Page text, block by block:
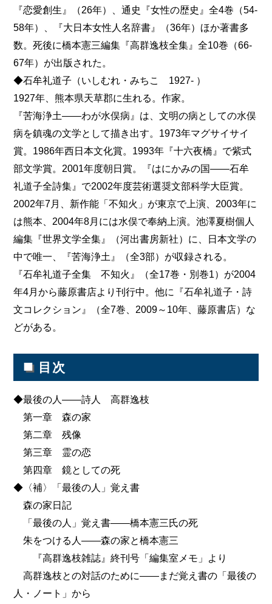
『恋愛創生』（26年）、通史『女性の歴史』全4巻（54-
58年）、『大日本女性人名辞書』（36年）ほか著書多
数。死後に橋本憲三編集『高群逸枝全集』全10巻（66-
67年）が出版された。
◆石牟礼道子（いしむれ・みちこ 1927- ）
1927年、熊本県天草郡に生れる。作家。
『苦海浄土――わが水俣病』は、文明の病としての水俣
病を鎮魂の文学として描き出す。1973年マグサイサイ
賞。1986年西日本文化賞。1993年『十六夜橋』で紫式
部文学賞。2001年度朝日賞。『はにかみの国――石牟
礼道子全詩集』で2002年度芸術選奨文部科学大臣賞。
2002年7月、新作能「不知火」が東京で上演、2003年に
は熊本、2004年8月には水俣で奉納上演。池澤夏樹個人
編集『世界文学全集』（河出書房新社）に、日本文学の
中で唯一、『苦海浄土』（全3部）が収録される。
『石牟礼道子全集 不知火』（全17巻・別巻1）が2004
年4月から藤原書店より刊行中。他に『石牟礼道子・詩
文コレクション』（全7巻、2009～10年、藤原書店）な
どがある。
■ 目次
◆最後の人――詩人 高群逸枝
第一章 森の家
第二章 残像
第三章 霊の恋
第四章 鏡としての死
◆〈補〉「最後の人」覚え書
森の家日記
「最後の人」覚え書――橋本憲三氏の死
朱をつける人――森の家と橋本憲三
『高群逸枝雑誌』終刊号「編集室メモ」より
高群逸枝との対話のために――まだ覚え書の「最後の
人・ノート」から